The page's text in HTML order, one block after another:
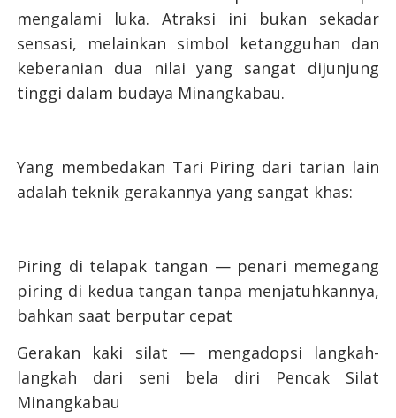
mengalami luka. Atraksi ini bukan sekadar
sensasi, melainkan simbol ketangguhan dan
keberanian dua nilai yang sangat dijunjung
tinggi dalam budaya Minangkabau.
Yang membedakan Tari Piring dari tarian lain
adalah teknik gerakannya yang sangat khas:
Piring di telapak tangan — penari memegang
piring di kedua tangan tanpa menjatuhkannya,
bahkan saat berputar cepat
Gerakan kaki silat — mengadopsi langkah-
langkah dari seni bela diri Pencak Silat
Minangkabau